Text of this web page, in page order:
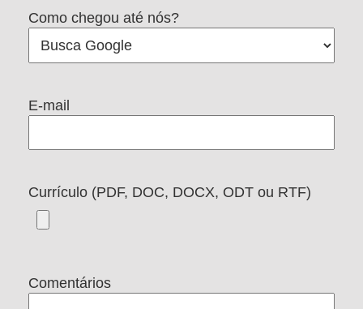
Como chegou até nós?
E-mail
Currículo (PDF, DOC, DOCX, ODT ou RTF)
Comentários